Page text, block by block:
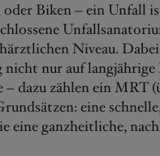
Biken – ein Unfall
Niveau.
nur auf langjährige
dazu zählen ein MRT
eine
eine ganzheitliche,